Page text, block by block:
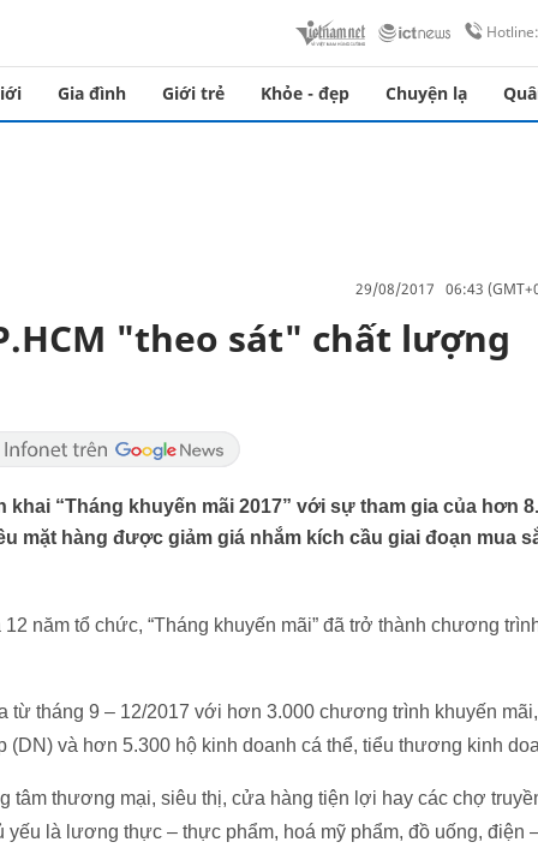
Gia đình Giới trẻ Khỏe - đẹp Chuyện lạ
29/08/2017 06:43
"theo sát" chất lượng
khai “Tháng khuyến mãi 2017” với sự tham gia của hơn
mặt hàng được giảm giá nhắm kích cầu giai đoạn mua
năm tổ chức, “Tháng khuyến mãi” đã trở thành chương
từ tháng 9 – 12/2017 với hơn 3.000 chương trình khuyến
(DN) và hơn 5.300 hộ kinh doanh cá thể, tiểu thương kinh
tâm thương mại, siêu thị, cửa hàng tiện lợi hay các chợ
là lương thực – thực phẩm, hoá mỹ phẩm, đồ uống, điện